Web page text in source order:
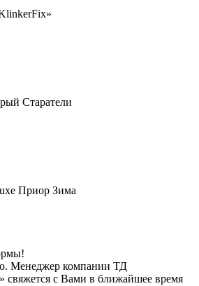
Старатели
Приор Зима
Менеджер компании ТД
свяжется с Вами в ближайшее время